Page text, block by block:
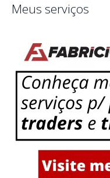
Meus serviços